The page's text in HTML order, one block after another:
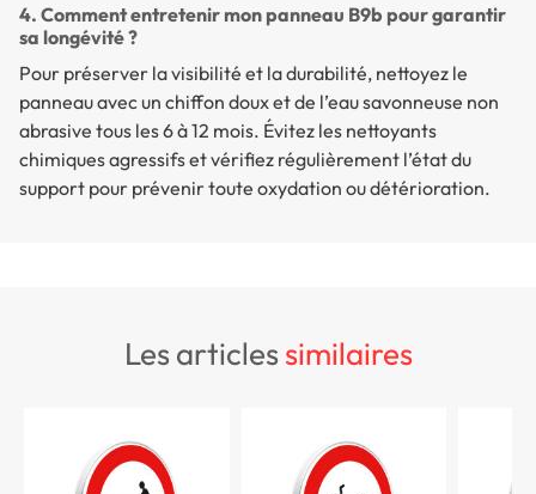
4. Comment entretenir mon panneau B9b pour garantir
sa longévité ?
Pour préserver la visibilité et la durabilité, nettoyez le
panneau avec un chiffon doux et de l’eau savonneuse non
abrasive tous les 6 à 12 mois. Évitez les nettoyants
chimiques agressifs et vérifiez régulièrement l’état du
support pour prévenir toute oxydation ou détérioration.
les articlessimilaires